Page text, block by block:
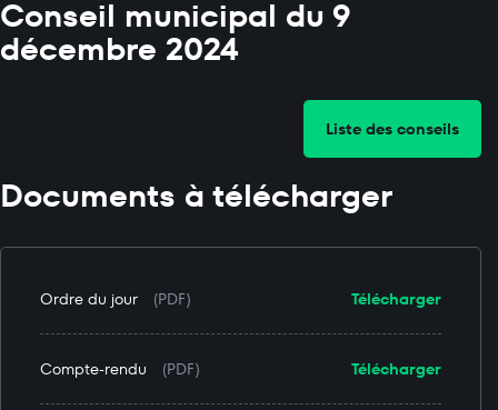
Conseil municipal du 9
décembre 2024
Liste des conseils
Documents à télécharger
Télécharger
Ordre du jour (PDF)
Télécharger
Compte-rendu (PDF)